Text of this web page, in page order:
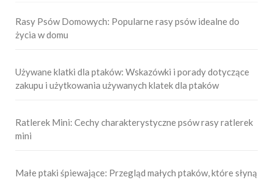
Rasy Psów Domowych: Popularne rasy psów idealne do
życia w domu
Używane klatki dla ptaków: Wskazówki i porady dotyczące
zakupu i użytkowania używanych klatek dla ptaków
Ratlerek Mini: Cechy charakterystyczne psów rasy ratlerek
mini
Małe ptaki śpiewające: Przegląd małych ptaków, które słyną